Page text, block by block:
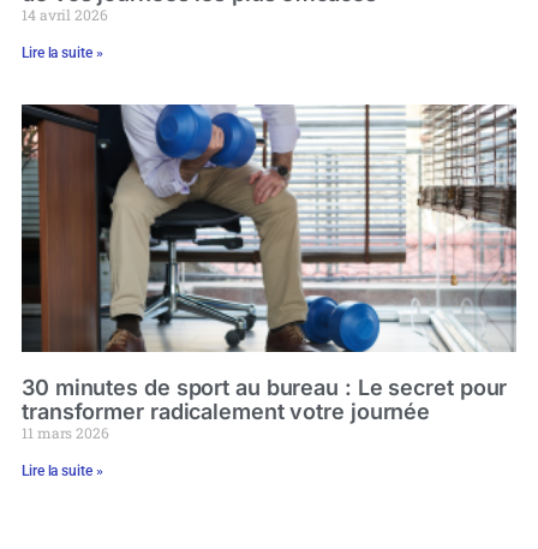
14 avril 2026
Lire la suite »
30 minutes de sport au bureau : Le secret pour
transformer radicalement votre journée
11 mars 2026
Lire la suite »